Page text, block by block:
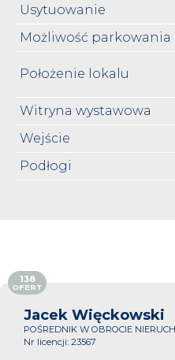
Usytuowanie
Możliwość parkowania
Położenie lokalu
Witryna wystawowa
Wejście
Podłogi
Jacek Więckowski
POŚREDNIK W OBROCIE
Nr licencji: 23567
138
OFERT